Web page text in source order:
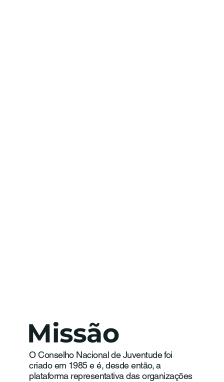
Missão
O Conselho Nacional de Juventude foi
criado em 1985 e é, desde então, a
plataforma representativa das organizações